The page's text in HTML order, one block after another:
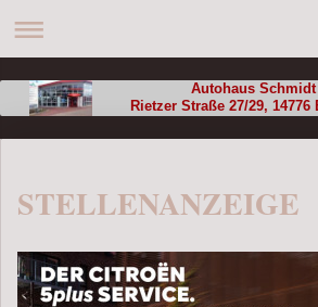
Autohaus Schmidt
Rietzer Straße 27/29, 14776
STELLENANZEIGE